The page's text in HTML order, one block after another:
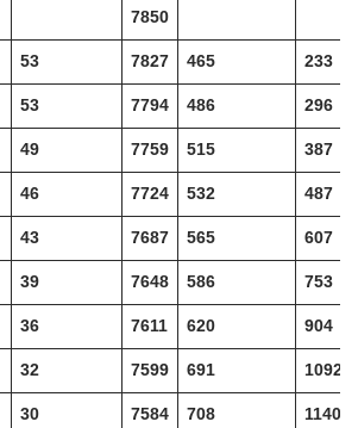
7850
53 7827 465 233
53 7794 486 296
49 7759 515 387
46 7724 532 487
43 7687 565 607
39 7648 586 753
36 7611 620 904
32 7599 691 1092
30 7584 708 1140